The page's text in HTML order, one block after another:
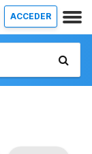
ACCEDER